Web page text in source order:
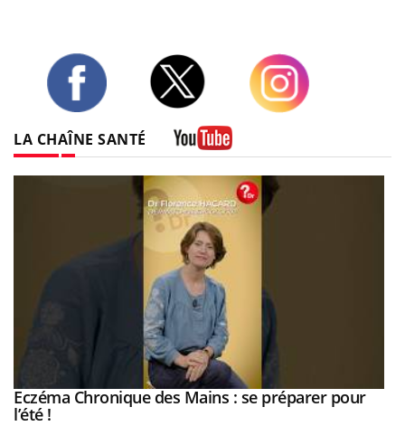
LA CHAÎNE SANTÉ
Youtube
Eczéma Chronique des Mains : se préparer pour
l’été !Youtube